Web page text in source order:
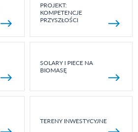
PROJEKT:
KOMPETENCJE
PRZYSZŁOŚCI
SOLARY I PIECE NA
BIOMASĘ
TERENY INWESTYCYJNE